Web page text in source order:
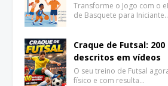
Transforme o Jogo com o
de Basquete para
Craque de Futsal:
descritos em vídeos
O seu treino de Futsal
físico e com resulta…